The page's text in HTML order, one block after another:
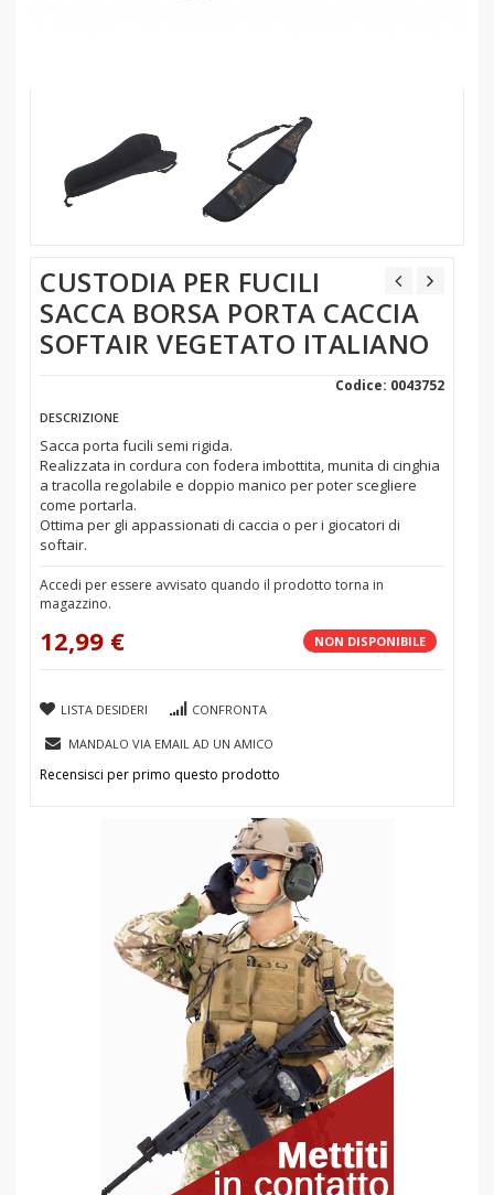
CUSTODIA PER FUCILI
SACCA BORSA PORTA CACCIA
SOFTAIR VEGETATO ITALIANO
Codice: 0043752
DESCRIZIONE
Sacca porta fucili semi rigida.
Realizzata in cordura con fodera imbottita, munita di cinghia
a tracolla regolabile e doppio manico per poter scegliere
come portarla.
Ottima per gli appassionati di caccia o per i giocatori di
softair.
Accedi per essere avvisato quando il prodotto torna in
magazzino.
NON DISPONIBILE
12,99 €
LISTA DESIDERI CONFRONTA
MANDALO VIA EMAIL AD UN AMICO
Recensisci per primo questo prodotto